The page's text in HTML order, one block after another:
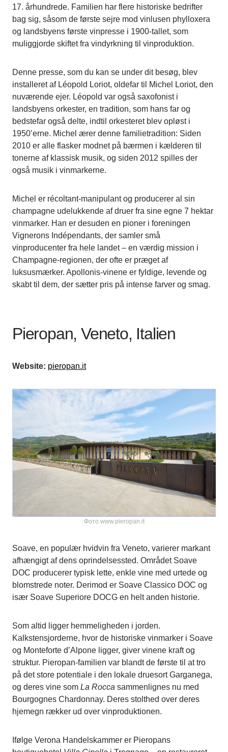
17. århundrede. Familien har flere historiske bedrifter
bag sig, såsom de første sejre mod vinlusen phylloxera
og landsbyens første vinpresse i 1900-tallet, som
muliggjorde skiftet fra vindyrkning til vinproduktion.
Denne presse, som du kan se under dit besøg, blev
installeret af Léopold Loriot, oldefar til Michel Loriot, den
nuværende ejer. Léopold var også saxofonist i
landsbyens orkester, en tradition, som hans far og
bedstefar også delte, indtil orkesteret blev opløst i
1950’erne. Michel ærer denne familietradition: Siden
2010 er alle flasker modnet på bærmen i kælderen til
tonerne af klassisk musik, og siden 2012 spilles der
også musik i vinmarkerne.
Michel er récoltant-manipulant og producerer al sin
champagne udelukkende af druer fra sine egne 7 hektar
vinmarker. Han er desuden en pioner i foreningen
Vignerons Indépendants, der samler små
vinproducenter fra hele landet – en værdig mission i
Champagne-regionen, der ofte er præget af
luksusmærker. Apollonis-vinene er fyldige, levende og
skabt til dem, der sætter pris på intense farver og smag.
Pieropan, Veneto, Italien
Website: pieropan.it
Фото www.pieropan.it
Soave, en populær hvidvin fra Veneto, varierer markant
afhængigt af dens oprindelsessted. Området Soave
DOC producerer typisk lette, enkle vine med urtede og
blomstrede noter. Derimod er Soave Classico DOC og
især Soave Superiore DOCG en helt anden historie.
Som altid ligger hemmeligheden i jorden.
Kalkstensjorderne, hvor de historiske vinmarker i Soave
og Monteforte d’Alpone ligger, giver vinene kraft og
struktur. Pieropan-familien var blandt de første til at tro
på det store potentiale i den lokale druesort Garganega,
og deres vine som La Rocca sammenlignes nu med
Bourgognes Chardonnay. Deres stolthed over deres
hjemegn rækker ud over vinproduktionen.
Ifølge Verona Handelskammer er Pieropans